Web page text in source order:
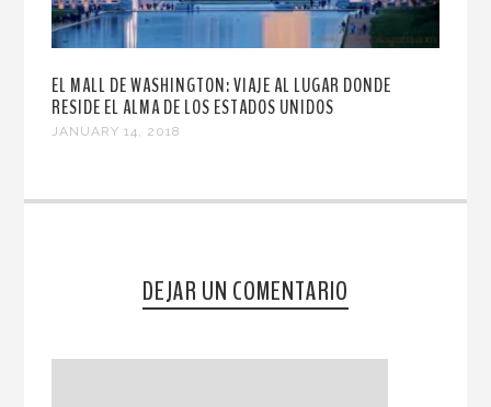
EL MALL DE WASHINGTON: VIAJE AL LUGAR DONDE
RESIDE EL ALMA DE LOS ESTADOS UNIDOS
JANUARY 14, 2018
DEJAR UN COMENTARIO